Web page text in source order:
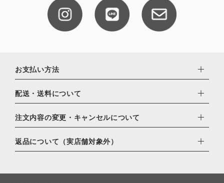
お支払い方法
下記お支払い方法よりお選びいただけます。
・クレジットカード（VISA,mastercard,JCB,AMERICAN
EXPRESS,Diners Club）
・amazonペイメント
・楽天ペイ
・PayPay
配送・送料について
配達業者：日本郵便
北海道：1,400円
注文内容の変更・キャンセルについて
ご注文日当日から翌日のAM9:00までにご連絡頂いた場合はキャ
ンセルは可能です。
返品について（実店舗対象外）